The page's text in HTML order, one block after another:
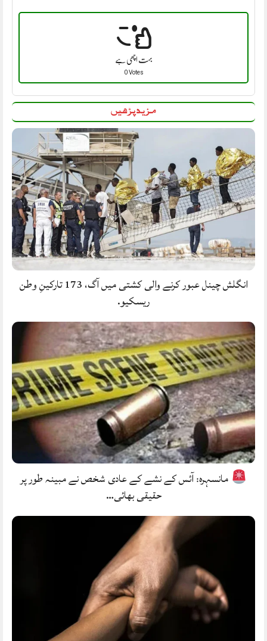
بہت اچھی ہے
0 Votes
مزید پڑھیں
انگلش چینل عبور کرنے والی کشتی میں آگ، 173 تارکینِ وطن
ریسکیو.
مانسہرہ: آئس کے نشے کے عادی شخص نے مبینہ طور پر
حقیقی بھائی…